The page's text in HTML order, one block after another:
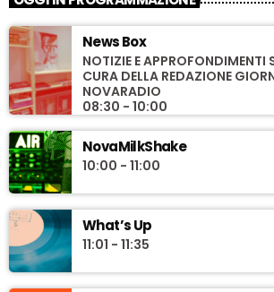
News Box
NOTIZIE E APPROFONDIMENTI
CURA DELLA REDAZIONE
NOVARADIO
08:30 - 10:00
NovaMilkShake
10:00 - 11:00
What’s Up
11:01 - 11:35